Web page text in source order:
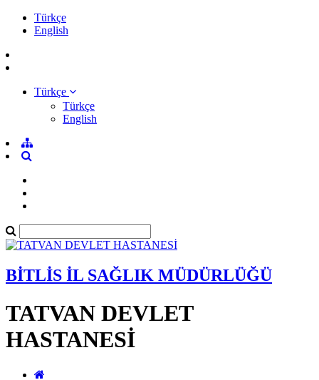
Türkçe
English
Türkçe
Türkçe
English
BİTLİS İL SAĞLIK MÜDÜRLÜĞÜ
TATVAN DEVLET
HASTANESİ